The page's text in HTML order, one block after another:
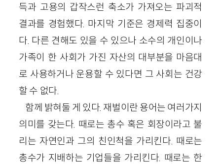
득과 고용의 갑작스런 축소가 가져오는 파괴적
결과를 경험했다. 마지막 기준은 경제력 집중이
다. 다른 견해도 있을 수 있으나 소수의 개인이나
가족이 한 사회가 가진 자산의 대부분을 마음대
로 사용하거나 운용할 수 있다면 그 사회는 건강
할 수 없다.
함께 밝혀둘 게 있다. 재벌이란 용어는 여러가지
의미를 갖는다. 때로는 총수 혹은 회장이라고 불
리는 자연인과 그의 친인척을 가리킨다. 때로는
총수가 지배하는 기업들을 가리킨다. 때로는 한